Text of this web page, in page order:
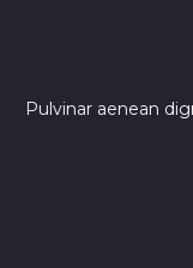
Pulvinar aenean